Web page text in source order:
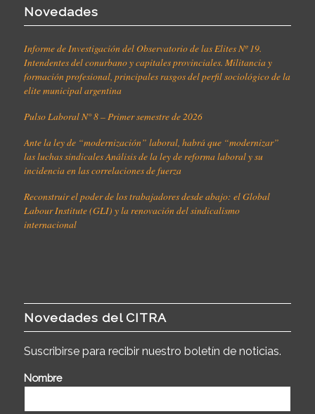
Novedades
Informe de Investigación del Observatorio de las Elites Nº 19.
Intendentes del conurbano y capitales provinciales. Militancia y
formación profesional, principales rasgos del perfil sociológico de la
elite municipal argentina
Pulso Laboral N° 8 – Primer semestre de 2026
Ante la ley de “modernización” laboral, habrá que “modernizar”
las luchas sindicales Análisis de la ley de reforma laboral y su
incidencia en las correlaciones de fuerza
Reconstruir el poder de los trabajadores desde abajo: el Global
Labour Institute (GLI) y la renovación del sindicalismo
internacional
Novedades del CITRA
Suscribirse para recibir nuestro boletín de noticias.
Nombre